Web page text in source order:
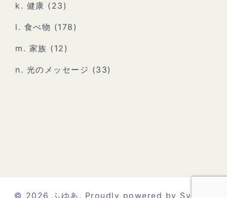
k. 健康 (23)
l. 食べ物 (178)
m. 家族 (12)
n. 光のメッセージ (33)
© 2026 ふゆあ. Proudly powered by Sydney